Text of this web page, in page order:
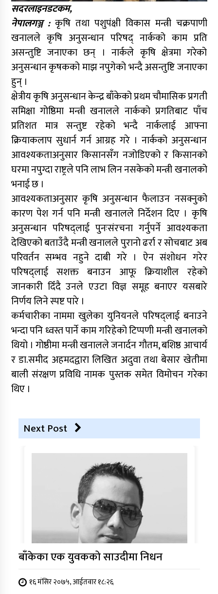
सदरलाइनडटकम,
नेपालगञ्ज :कृषि तथा पशुपंक्षी विकास मन्त्री चक्रपाणी
खनालले कृषि अनुसन्धान परिषद् नार्कको काम प्रति
असन्तुष्टि जनाएका छन् । नार्कले कृषि क्षेत्रमा गरेको
अनुसन्धान कृषकको माझ नपुगेको भन्दै असन्तुष्टि जनाएका
हुन् ।
क्षेत्रीय कृषि अनुसन्धान केन्द्र बाँकेको प्रथम चौमासिक प्रगती
समिक्षा गोष्ठिमा मन्त्री खनालले नार्कको प्रगतिबाट पाँच
प्रतिशत मात्र सन्तुष्ट रहेको भन्दै नार्कलाई आफ्ना
क्रियाकलाप सुधार्न गर्न आग्रह गरे । नार्कको अनुसन्धान
आवश्यकताअनुसार किसानसँग नजोडिएको र किसानको
घरमा नपुग्दा राष्ट्रले पनि लाभ लिन नसकेको मन्त्री खनालको
भनाई छ ।
आवश्यकताअनुसार कृषि अनुसन्धान फैलाउन नसक्नुको
कारण पेश गर्न पनि मन्त्री खनालले निर्देशन दिए । कृषि
अनुसन्धान परिषद्लाई पुनःसंरचना गर्नुपर्ने आवश्यकता
देखिएको बताउँदै मन्त्री खनालले पुरानो ढर्रा र सोचबाट अब
परिवर्तन सम्भव नहुने दाबी गरे । ऐन संशोधन गरेर
परिषद्लाई सशक्त बनाउन आफू क्रियाशील रहेको
जानकारी दिँदै उनले एउटा विज्ञ समूह बनाएर यसबारे
निर्णय लिने स्पष्ट पारे ।
कर्मचारीका नाममा खुलेका युनियनले परिषद्लाई बनाउने
भन्दा पनि ध्वस्त पार्ने काम गरिहेको टिप्पणी मन्त्री खनालको
थियो । गोष्ठीमा मन्त्री खनालले जनार्दन गौतम, बशिष्ठ आचार्य
र डा.समीद अहमदद्वारा लिखित अदुवा तथा बेसार खेतीमा
बाली संरक्षण प्रविधि नामक पुस्तक समेत विमोचन गरेका
थिए ।
Next Post
बाँकेका एक युवकको साउदीमा निधन
१६ मंसिर २०७५, आईतवार १८:२६